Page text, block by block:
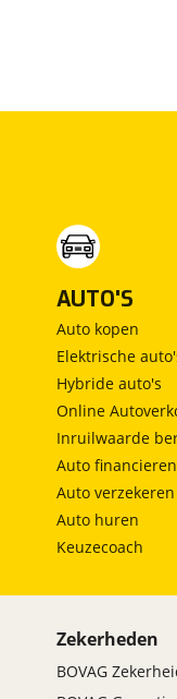
AUTO'S
Auto kopen
Elektrische
Hybride auto's
Online
Inruilwaarde
Auto financieren
Auto verzekeren
Auto huren
Keuzecoach
Zekerheden
BOVAG